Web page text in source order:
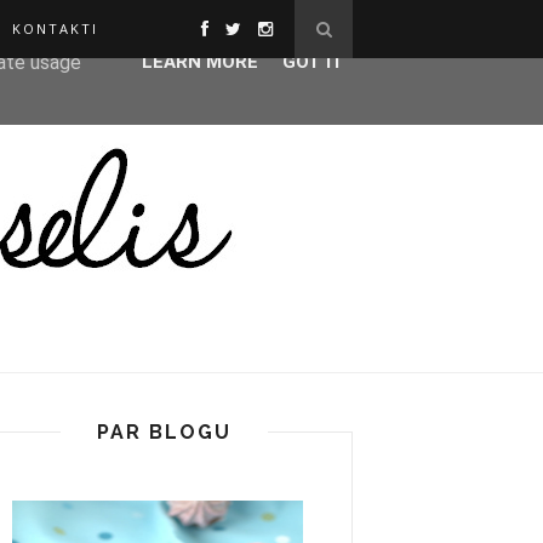
KONTAKTI
PAR BLOGU
agent
usage
LEARN MORE GOT IT